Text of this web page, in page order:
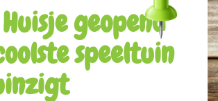
Huisje geopend
speeltuin